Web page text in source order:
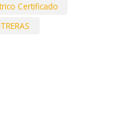
Certificado